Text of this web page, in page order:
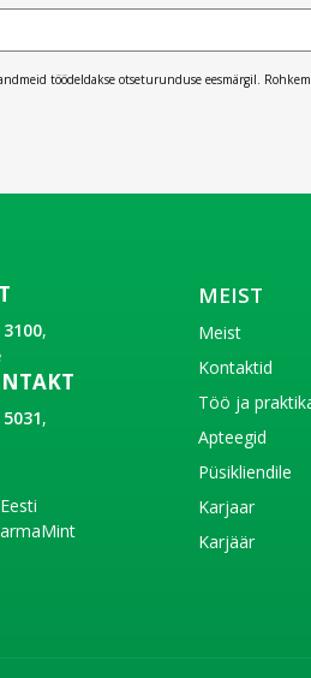
töödeldakse otseturunduse eesmärgil.
,
,
MEIST
Meist
Kontaktid
Töö ja
Apteegid
Püsikliendile
Karjaar
Karjäär